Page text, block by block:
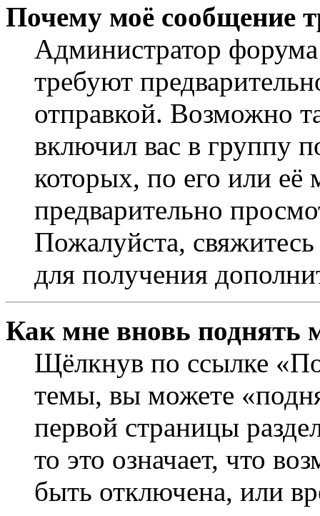
Почему моё сообщение
Администратор
требуют
отправкой. Возможно
включил вас в группу
которых, по его или
предварительно
Пожалуйста,
для получения
Как мне вновь поднять
Щёлкнув по ссылке
темы, вы можете
первой страницы
то это означает, что
быть отключена, или